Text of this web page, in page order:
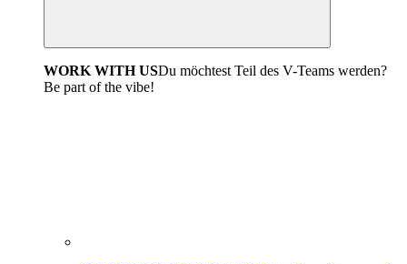
WORK WITH USDu möchtest Teil des V-Teams werden?
Be part of the vibe!